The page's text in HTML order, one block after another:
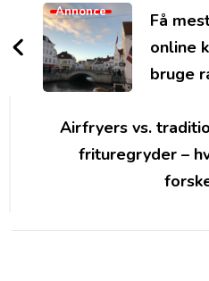
Navigation
Annonce
Få
online
bruge
Airfryers vs.
frituregryder –